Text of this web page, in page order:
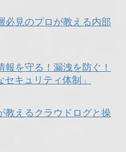
必見のプロが教える内部
報を守る！漏洩を防ぐ！
キュリティ体制」
教えるクラウドログと操